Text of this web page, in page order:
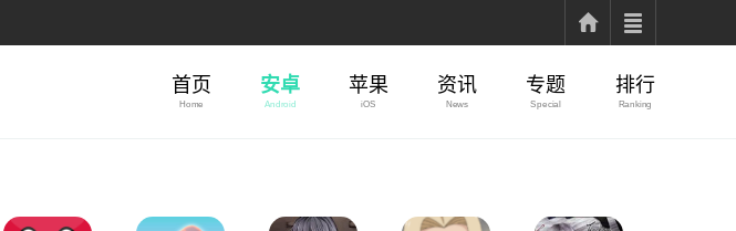
首页
Home
安卓
Android
苹果
iOS
资讯
News
专题
Special
排行
Ranking